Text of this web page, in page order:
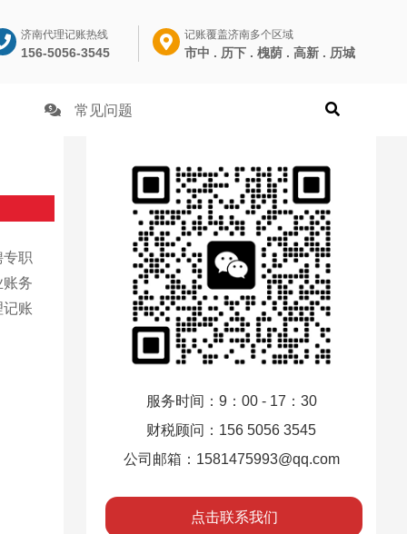
济南代理记账热线
156-5056-3545
记账覆盖济南多个区域
市中 . 历下 . 槐荫 . 高新 . 历城
常见问题
职
务
账
服务时间：9：00 - 17：30
财税顾问：156 5056 3545
公司邮箱：1581475993@qq.com
点击联系我们